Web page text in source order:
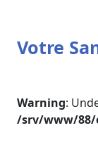
Votre
Warning:
/srv/www/